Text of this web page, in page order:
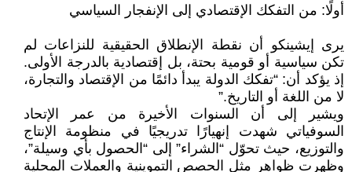
أولًا: من التفكك الإقتصادي إلى الإنفجار السياسي
يرى إيشينكو أن نقطة الإنطلاق الحقيقية للنزاعات لم
تكن سياسية أو قومية بحتة، بل إقتصادية بالدرجة الأولى.
إذ يؤكد أن: “تفكك الدولة يبدأ دائمًا من الإقتصاد والتجارة،
لا من اللغة أو التاريخ.”
ويشير إلى أن السنوات الأخيرة من عمر الإتحاد
السوفياتي شهدت إنهيارًا تدريجيًا في منظومة الإنتاج
والتوزيع، حيث تحوّل “الشراء” إلى “الحصول بأي وسيلة”،
وظهرت ظواهر مثل الحصص التموينية والعملات المحلية